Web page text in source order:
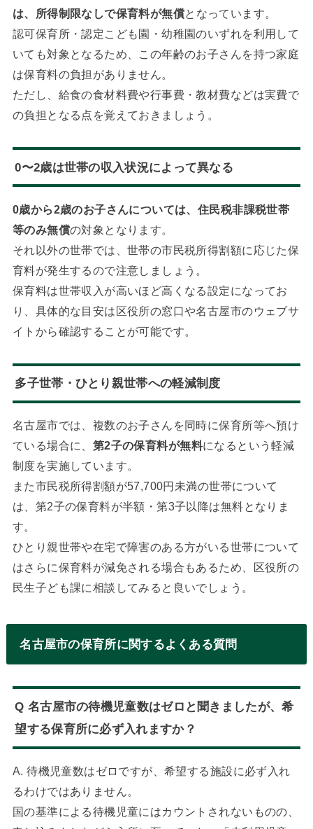
は、所得制限なしで保育料が無償となっています。
認可保育所・認定こども園・幼稚園のいずれを利用して
いても対象となるため、この年齢のお子さんを持つ家庭
は保育料の負担がありません。
ただし、給食の食材料費や行事費・教材費などは実費で
の負担となる点を覚えておきましょう。
0〜2歳は世帯の収入状況によって異なる
0歳から2歳のお子さんについては、住民税非課税世帯
等のみ無償の対象となります。
それ以外の世帯では、世帯の市民税所得割額に応じた保
育料が発生するので注意しましょう。
保育料は世帯収入が高いほど高くなる設定になってお
り、具体的な目安は区役所の窓口や名古屋市のウェブサ
イトから確認することが可能です。
多子世帯・ひとり親世帯への軽減制度
名古屋市では、複数のお子さんを同時に保育所等へ預け
ている場合に、 第2子の保育料が無料になるという軽減
制度を実施しています。
また市民税所得割額が57,700円未満の世帯について
は、第2子の保育料が半額・第3子以降は無料となりま
す。
ひとり親世帯や在宅で障害のある方がいる世帯について
はさらに保育料が減免される場合もあるため、区役所の
民生子ども課に相談してみると良いでしょう。
名古屋市の保育所に関するよくある質問
Q 名古屋市の待機児童数はゼロと聞きましたが、希
望する保育所に必ず入れますか？
A. 待機児童数はゼロですが、希望する施設に必ず入れ
るわけではありません。
国の基準による待機児童にはカウントされないものの、